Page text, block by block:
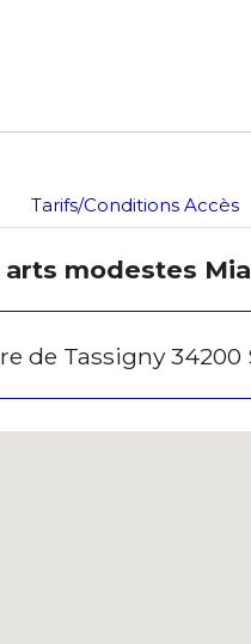
Tarifs/Conditions Accès
modestes
de Tassigny 34200